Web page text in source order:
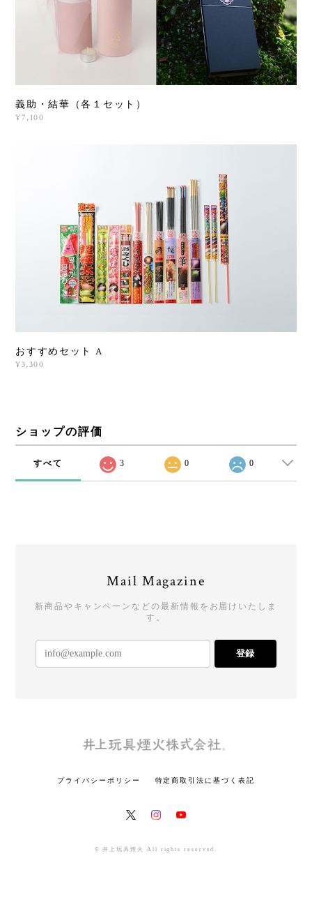
義助・結華（各１セット）
¥7,100
おすすめセット A
¥3,300
ショップの評価
すべて 3 0 0
Mail Magazine
新商品やキャンペーンなどの最新情報をお届けいたしま
す。
登録
プライバシーポリシー 特定商取引法に基づく表記
© 井上玩具煙火 All rights reserved.